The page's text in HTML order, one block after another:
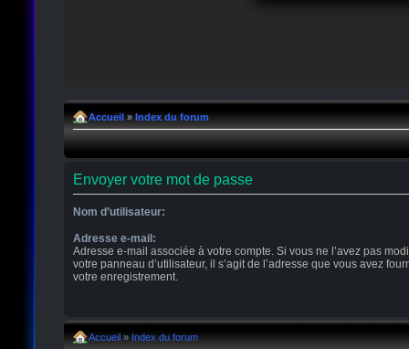
Accueil » Index du forum
Envoyer votre mot de passe
Nom d’utilisateur:
Adresse e-mail:
Adresse e-mail associée à votre compte. Si vous ne l’avez pas
votre panneau d’utilisateur, il s’agit de l’adresse que vous avez
votre enregistrement.
Accueil » Index du forum